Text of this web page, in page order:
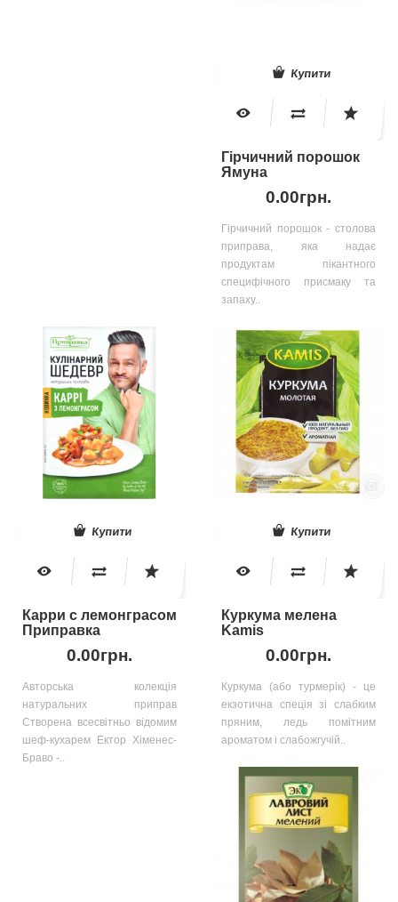
Купити
Гірчичний порошок
Ямуна
0.00грн.
Гірчичний порошок - столова
приправа, яка надає
продуктам пікантного
специфічного присмаку та
запаху..
Купити
Карри с лемонграсом
Приправка
0.00грн.
Авторська колекція
натуральних приправ
Створена всесвітньо відомим
шеф-кухарем Ектор Хіменес-
Браво -..
Купити
Куркума мелена
Kamis
0.00грн.
Куркума (або турмерік) - це
екзотична спеція зі слабким
пряним, ледь помітним
ароматом і слабожгучій..